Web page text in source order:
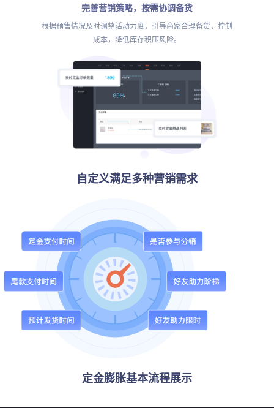
完善营销策略，按需协调备货
根据预售情况及时调整活动力度，引导商家合理备货，控制
成本，降低库存积压风险。
自定义满足多种营销需求
定金膨胀基本流程展示